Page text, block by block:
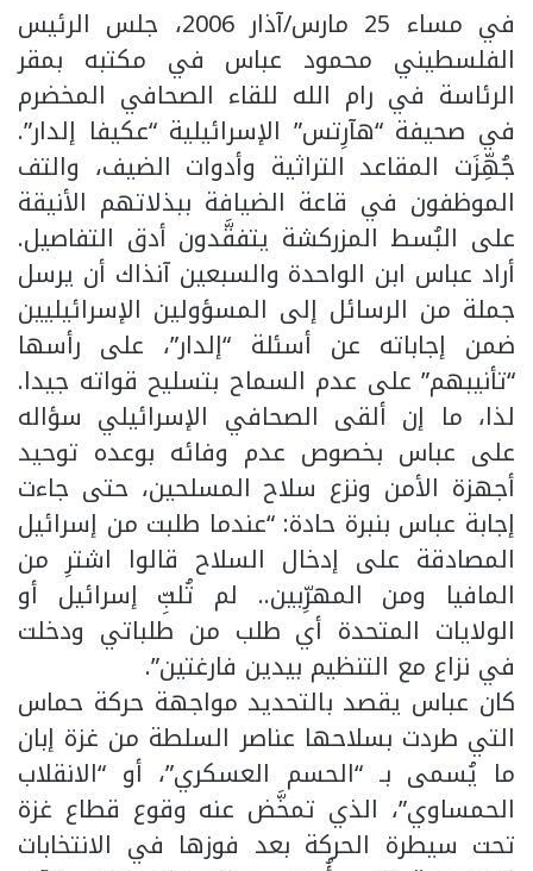
في مساء 25 مارس/آذار 2006، جلس الرئيس
الفلسطيني محمود عباس في مكتبه بمقر
الرئاسة في رام الله للقاء الصحافي المخضرم
في صحيفة “هآرِتس” الإسرائيلية “عكيفا إلدار”.
جُهِّزَت المقاعد التراثية وأدوات الضيف، والتف
الموظفون في قاعة الضيافة ببذلاتهم الأنيقة
على البُسط المزركشة يتفقَّدون أدق التفاصيل.
أراد عباس ابن الواحدة والسبعين آنذاك أن يرسل
جملة من الرسائل إلى المسؤولين الإسرائيليين
ضمن إجاباته عن أسئلة “إلدار”، على رأسها
“تأنيبهم” على عدم السماح بتسليح قواته جيدا.
لذا، ما إن ألقى الصحافي الإسرائيلي سؤاله
على عباس بخصوص عدم وفائه بوعده توحيد
أجهزة الأمن ونزع سلاح المسلحين، حتى جاءت
إجابة عباس بنبرة حادة: “عندما طلبت من إسرائيل
المصادقة على إدخال السلاح قالوا اشترِ من
المافيا ومن المهرِّبين.. لم تُلبِّ إسرائيل أو
الولايات المتحدة أي طلب من طلباتي ودخلت
في نزاع مع التنظيم بيدين فارغتين”.
كان عباس يقصد بالتحديد مواجهة حركة حماس
التي طردت بسلاحها عناصر السلطة من غزة إبان
ما يُسمى بـ “الحسم العسكري”، أو “الانقلاب
الحمساوي”، الذي تمخَّض عنه وقوع قطاع غزة
تحت سيطرة الحركة بعد فوزها في الانتخابات